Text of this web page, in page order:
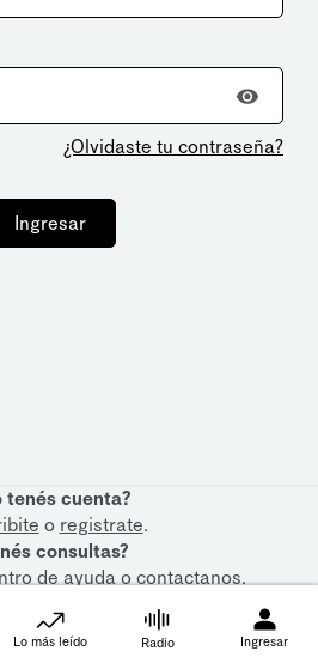
¿Olvidaste tu contraseña?
Ingresar
tenés cuenta?
o registrate.
consultas?
de ayudaocontactanos.
Lo más leído Radio Ingresar